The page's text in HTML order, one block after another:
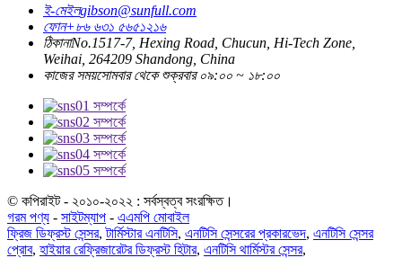
ই-মেইলgibson@sunfull.com
ফোন+৮৬ ৬৩১ ৫৬৫১২১৬
ঠিকানাNo.1517-7, Hexing Road, Chucun, Hi-Tech Zone,
Weihai, 264209 Shandong, China
কাজের সময়সোমবার থেকে শুক্রবার ০৯:০০ ~ ১৮:০০
© কপিরাইট - ২০১০-২০২২ : সর্বস্বত্ব সংরক্ষিত।
গরম পণ্য - সাইটম্যাপ - এএমপি মোবাইল
ফ্রিজ ডিফ্রস্ট সেন্সর,টার্মিস্টার এনটিসি, এনটিসি সেন্সরের প্রকারভেদ, এনটিসি সেন্সর
প্রোব, হাইয়ার রেফ্রিজারেটর ডিফ্রস্ট হিটার, এনটিসি থার্মিস্টর সেন্সর,